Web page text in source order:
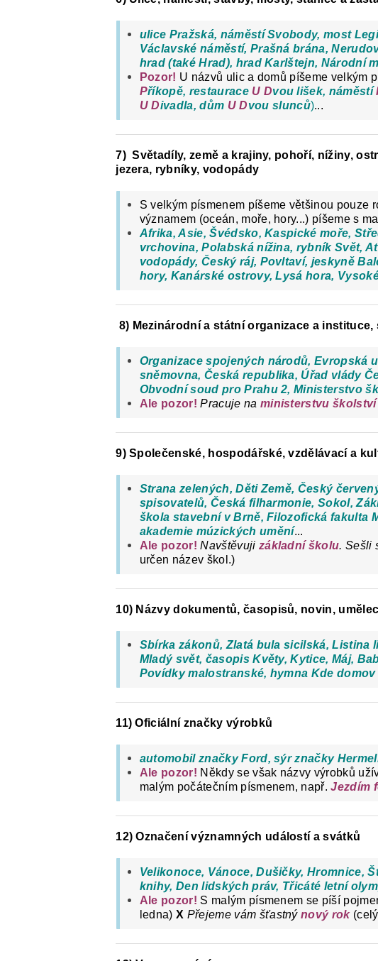
ulice Pražská, náměstí Svobody, most
Václavské náměstí, Prašná brána,
hrad (také Hrad), hrad Karlštejn, Národní
Pozor! U názvů ulic a domů píšeme velkým
Příkopě, restaurace U Dvou lišek, náměstí
U Divadla, dům U Dvou slunců)...
7) Světadíly, země a krajiny, pohoří, nížiny,
jezera, rybníky, vodopády
S velkým písmenem píšeme většinou pouze
významem (oceán, moře, hory...) píšeme s
Afrika, Asie, Švédsko, Kaspické moře,
vrchovina, Polabská nížina, rybník Svět,
vodopády, Český ráj, Povltaví, jeskyně
hory, Kanárské ostrovy, Lysá hora,
8) Mezinárodní a státní organizace a
Organizace spojených národů, Evropská
sněmovna, Česká republika, Úřad vlády
Obvodní soud pro Prahu 2, Ministerstvo
Ale pozor! Pracuje na ministerstvu školství
9) Společenské, hospodářské, vzdělávací a
Strana zelených, Děti Země, Český
spisovatelů, Česká filharmonie, Sokol,
škola stavební v Brně, Filozofická fakulta
akademie múzických umění...
Ale pozor! Navštěvuji základní školu. Sešli
určen název škol.)
10) Názvy dokumentů, časopisů, novin,
Sbírka zákonů, Zlatá bula sicilská,
Mladý svět, časopis Květy,Kytice, Máj,
Povídky malostranské, hymna Kde
11) Oficiální značky výrobků
automobil značky Ford, sýr značky
Ale pozor! Někdy se však názvy výrobků
malým počátečním písmenem, např.Jezdím
12) Označení významných událostí a svátků
Velikonoce, Vánoce, Dušičky, Hromnice,
knihy, Den lidských práv, Třicáté letní
Ale pozor! S malým písmenem se píší
ledna)X Přejeme vám šťastnýnový rok